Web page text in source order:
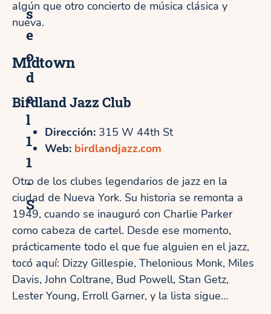
s
e
o
d
e
l
1
1
-
S
algún que otro concierto de música clásica y
nueva.
Midtown
Birdland Jazz Club
Dirección: 315 W 44th St
Web: birdlandjazz.com
Otro de los clubes legendarios de jazz en la
ciudad de Nueva York. Su historia se remonta a
1949, cuando se inauguró con Charlie Parker
como cabeza de cartel. Desde ese momento,
prácticamente todo el que fue alguien en el jazz,
tocó aquí: Dizzy Gillespie, Thelonious Monk, Miles
Davis, John Coltrane, Bud Powell, Stan Getz,
Lester Young, Erroll Garner, y la lista sigue…